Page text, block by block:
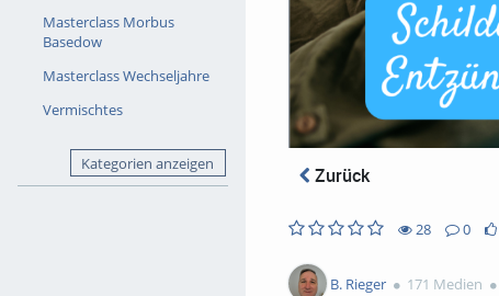
Masterclass Morbus
Basedow
Masterclass Wechseljahre
Vermischtes
Kategorien anzeigen
Zurück
28
views
0
Kommentare
likes
favorites
B. Rieger 171 Medien